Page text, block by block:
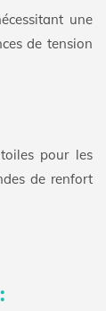
une
de tension
pour les
de renfort